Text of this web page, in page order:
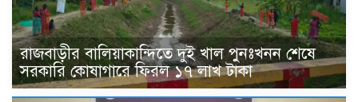
রাজবাড়ীর বালিয়াকান্দিতে দুই খাল পুনঃখনন শেষে
সরকারি কোষাগারে ফিরল ১৭ লাখ টাকা